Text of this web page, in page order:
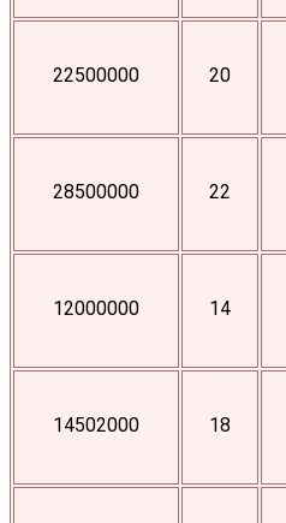
20
22500000
22
28500000
14
12000000
18
14502000